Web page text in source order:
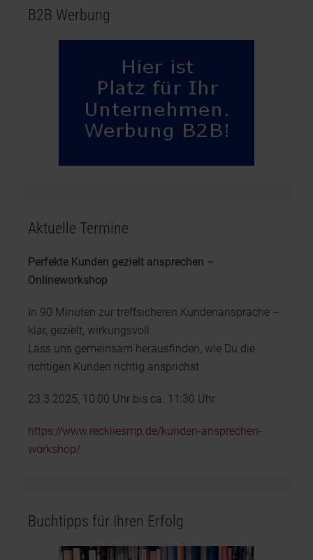
B2B Werbung
Aktuelle Termine
Perfekte Kunden gezielt ansprechen –
Onlineworkshop
In 90 Minuten zur treffsicheren Kundenansprache –
klar, gezielt, wirkungsvoll
Lass uns gemeinsam herausfinden, wie Du die
richtigen Kunden richtig ansprichst
23.3.2025, 10:00 Uhr bis ca. 11:30 Uhr
https://www.reckliesmp.de/kunden-ansprechen-
workshop/
Buchtipps für Ihren Erfolg